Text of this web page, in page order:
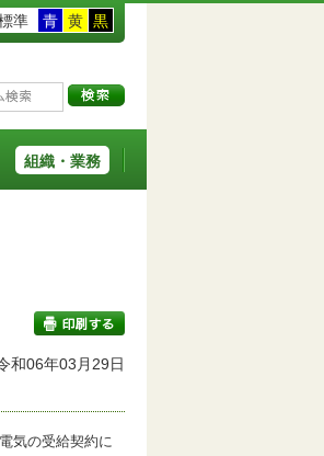
準 青 黄 黒
組織・業務
印刷する
和06年03月29日
気の受給契約に